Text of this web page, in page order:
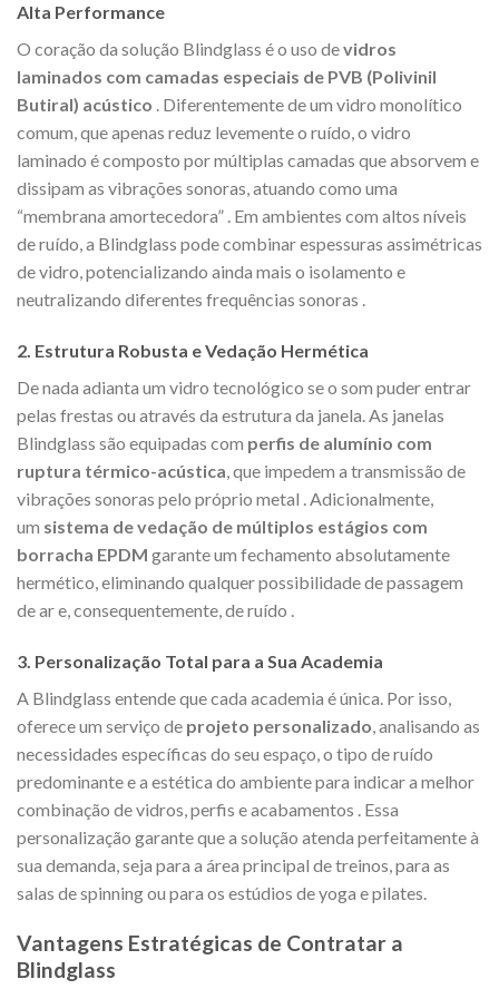
Alta Performance
O coração da solução Blindglass é o uso devidros
laminados com camadas especiais de PVB (Polivinil
Butiral) acústico . Diferentemente de um vidro monolítico
comum, que apenas reduz levemente o ruído, o vidro
laminado é composto por múltiplas camadas que absorvem e
dissipam as vibrações sonoras, atuando como uma
“membrana amortecedora” . Em ambientes com altos níveis
de ruído, a Blindglass pode combinar espessuras assimétricas
de vidro, potencializando ainda mais o isolamento e
neutralizando diferentes frequências sonoras .
2. Estrutura Robusta e Vedação Hermética
De nada adianta um vidro tecnológico se o som puder entrar
pelas frestas ou através da estrutura da janela. As janelas
Blindglass são equipadas com perfis de alumínio com
ruptura térmico-acústica, que impedem a transmissão de
vibrações sonoras pelo próprio metal . Adicionalmente,
um sistema de vedação de múltiplos estágios com
borracha EPDM garante um fechamento absolutamente
hermético, eliminando qualquer possibilidade de passagem
de ar e, consequentemente, de ruído .
3. Personalização Total para a Sua Academia
A Blindglass entende que cada academia é única. Por isso,
oferece um serviço de projeto personalizado, analisando as
necessidades específicas do seu espaço, o tipo de ruído
predominante e a estética do ambiente para indicar a melhor
combinação de vidros, perfis e acabamentos . Essa
personalização garante que a solução atenda perfeitamente à
sua demanda, seja para a área principal de treinos, para as
salas de spinning ou para os estúdios de yoga e pilates.
Vantagens Estratégicas de Contratar a
Blindglass